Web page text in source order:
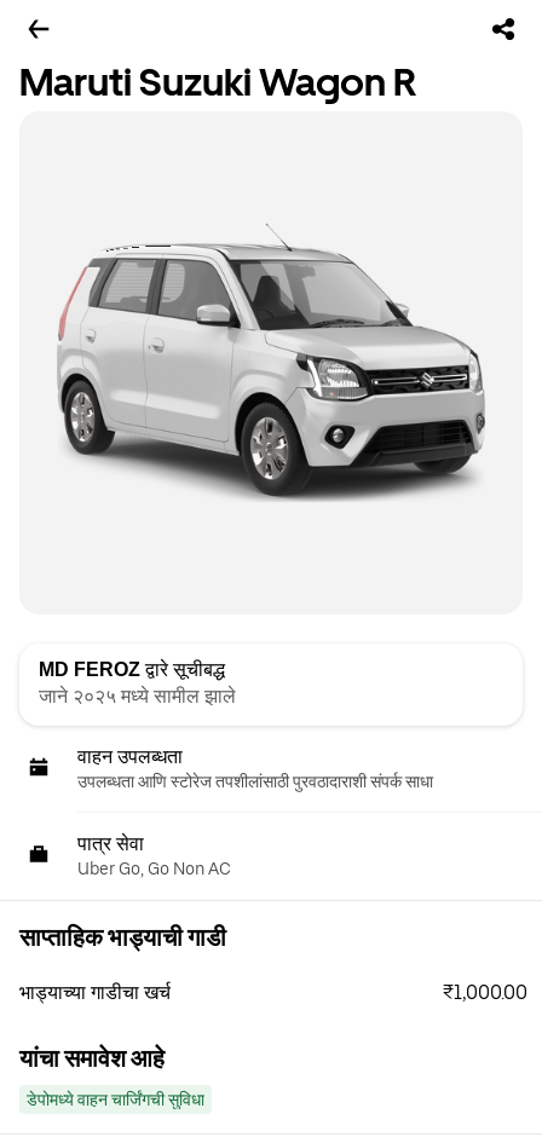
Maruti Suzuki Wagon R
MD FEROZद्वारे सूचीबद्ध
जाने २०२५ मध्ये सामील झाले
वाहन उपलब्धता
उपलब्धता आणि स्टोरेज तपशीलांसाठी पुरवठादाराशी संपर्क साधा
पात्र सेवा
Uber Go, Go Non AC
साप्ताहिक भाड्याची गाडी
भाड्याच्या गाडीचा खर्च ₹1,000.00
यांचा समावेश आहे
डेपोमध्ये वाहन चार्जिंगची सुविधा